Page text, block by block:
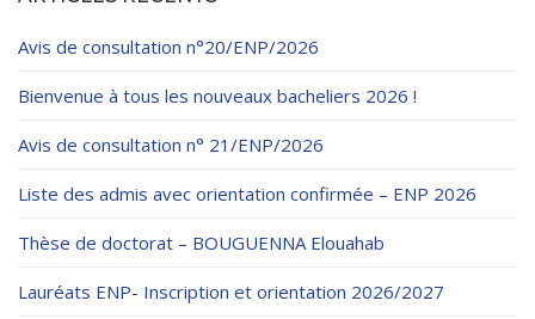
Programmes Pédagogiques
Formations assurées
Stages
Diplômes
Imprimés des œuvres Sociales
Imprimes de post graduation
Avis de consultation n°20/ENP/2026
Bienvenue à tous les nouveaux bacheliers 2026 !
Avis de consultation n° 21/ENP/2026
Liste des admis avec orientation confirmée – ENP 2026
Thèse de doctorat – BOUGUENNA Elouahab
Lauréats ENP- Inscription et orientation 2026/2027